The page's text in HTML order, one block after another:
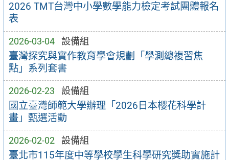
2026 TMT台灣中小學數學能力檢定考試團體報名
表
2026-03-04 設備組
臺灣探究與實作教育學會規劃「學測總複習焦
點」系列套書
2026-02-23 設備組
國立臺灣師範大學辦理「2026日本櫻花科學計
畫」甄選活動
2026-02-02 設備組
臺北市115年度中等學校學生科學研究獎助實施計